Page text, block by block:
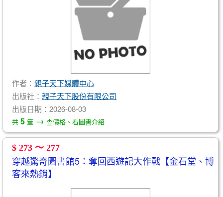
作者： 親子天下媒體中心
出版社： 親子天下股份有限公司
出版日期：2026-08-03
共 5 筆 → 查價格、看圖書介紹
$ 273 ～ 277
穿越驚奇圖書館5：奪回西遊記大作戰【金石堂、博
客來熱銷】